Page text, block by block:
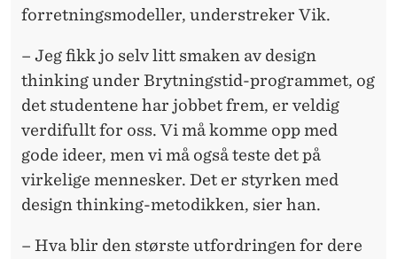
forretningsmodeller, understreker Vik.
– Jeg fikk jo selv litt smaken av design
thinking under Brytningstid-programmet, og
det studentene har jobbet frem, er veldig
verdifullt for oss. Vi må komme opp med
gode ideer, men vi må også teste det på
virkelige mennesker. Det er styrken med
design thinking-metodikken, sier han.
– Hva blir den største utfordringen for dere